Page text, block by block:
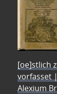
[oe]stlich
vorfasset
Alexium